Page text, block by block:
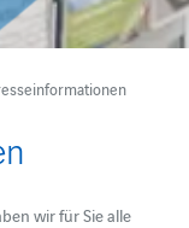
wir für Sie alle